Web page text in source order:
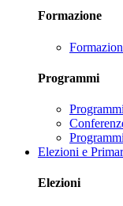
Formazione
Programmi
Elezioni e
Elezioni